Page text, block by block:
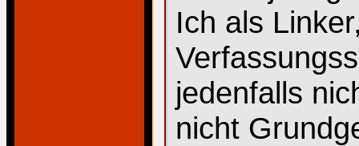
Ich als
jedenfalls
nicht